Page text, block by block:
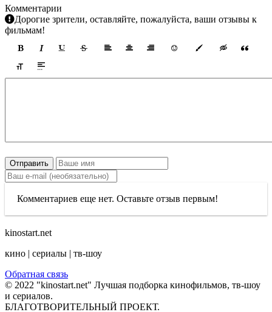
Комментарии
Дорогие зрители, оставляйте, пожалуйста, ваши отзывы к
фильмам!
Отправить
Комментариев еще нет. Оставьте отзыв первым!
kinostart.net
кино | сериалы | тв-шоу
Обратная связь
© 2022 "kinostart.net" Лучшая подборка кинофильмов, тв-шоу
и сериалов.
БЛАГОТВОРИТЕЛЬНЫЙ ПРОЕКТ.